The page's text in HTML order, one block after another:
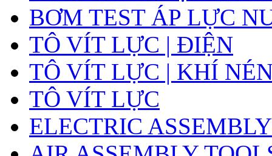
BƠM TEST ÁP LỰC
TÔ VÍT LỰC | ĐIỆN
TÔ VÍT LỰC | KHÍ
TÔ VÍT LỰC
ELECTRIC